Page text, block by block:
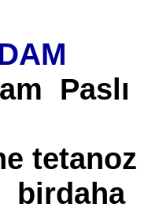
Paslı
tetanoz
birdaha